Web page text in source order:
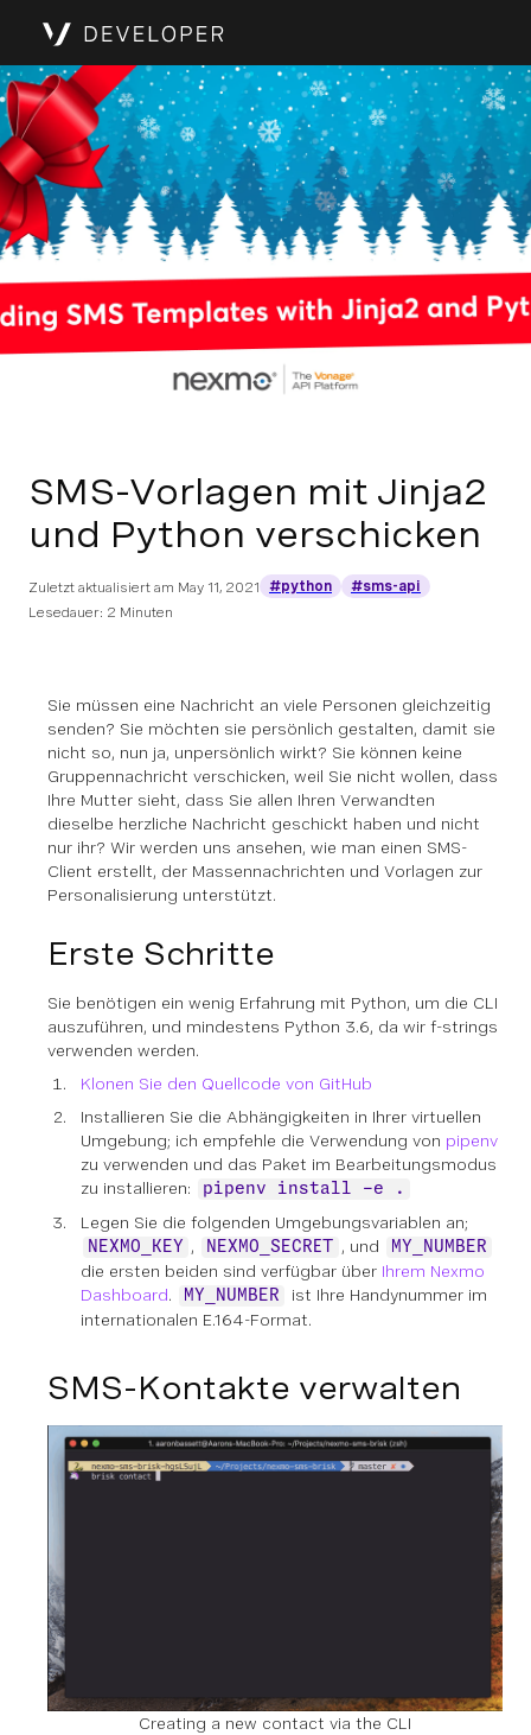
SMS-Vorlagen mit Jinja2
und Python verschicken
Zuletzt aktualisiert am May 11, 2021 #python
#sms-api
Lesedauer: 2 Minuten
Sie müssen eine Nachricht an viele Personen gleichzeitig
senden? Sie möchten sie persönlich gestalten, damit sie
nicht so, nun ja, unpersönlich wirkt? Sie können keine
Gruppennachricht verschicken, weil Sie nicht wollen, dass
Ihre Mutter sieht, dass Sie allen Ihren Verwandten
dieselbe herzliche Nachricht geschickt haben und nicht
nur ihr? Wir werden uns ansehen, wie man einen SMS-
Client erstellt, der Massennachrichten und Vorlagen zur
Personalisierung unterstützt.
Erste Schritte
Sie benötigen ein wenig Erfahrung mit Python, um die CLI
auszuführen, und mindestens Python 3.6, da wir f-strings
verwenden werden.
Klonen Sie den Quellcode von GitHub
Installieren Sie die Abhängigkeiten in Ihrer virtuellen
Umgebung; ich empfehle die Verwendung von pipenv
zu verwenden und das Paket im Bearbeitungsmodus
zu installieren:
pipenv install -e .
Legen Sie die folgenden Umgebungsvariablen an;
NEXMO_KEY , NEXMO_SECRET , und MY_NUMBER
die ersten beiden sind verfügbar über Ihrem Nexmo
Dashboard. MY_NUMBER
ist Ihre Handynummer im
internationalen E.164-Format.
SMS-Kontakte verwalten
Creating a new contact via the CLI